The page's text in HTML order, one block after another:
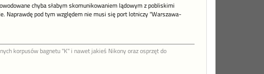
chyba słabym skomunikowaniem lądowym z pobliskimi
Naprawdę pod tym względem nie musi się port lotniczy "Warszawa-
korpusów bagnetu "K" i nawet jakieś Nikony oraz osprzęt do